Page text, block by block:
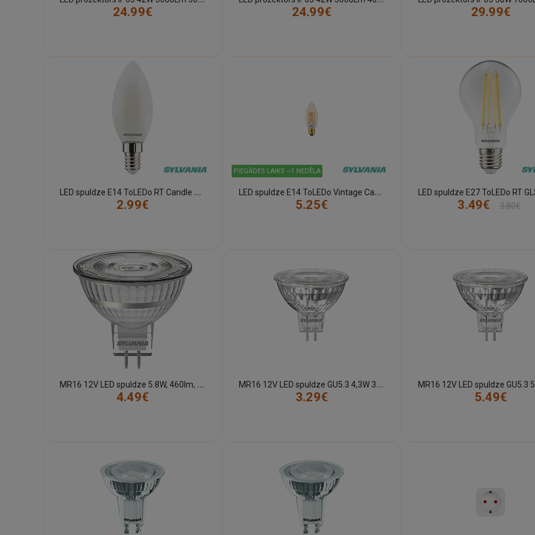
24.99€
24.99€
29.99€
L
ED spuldze E14 ToLEDo RT Candle V5 ST 6W 806lm 2700K Sylvania
2.99€
PIEGĀDES LAIKS ~1 NEDĒĻA
L
ED spuldze E14 ToLEDo Vintage Candle DIM 3,5W 250lm 2000K Sylvania
5.25€
3.49€
3.80€
M
R16 12V LED spuldze 5.8W, 460lm, 2700K, 36° dimmējama (Sylvania)
4.49€
M
R16 12V LED spuldze GU5.3 4,3W 345lm 2700K 36° (Sylvania)
3.29€
5.49€